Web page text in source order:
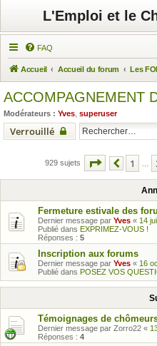
L'Emploi et le
FAQ
Accueil Accueil du forum
ACCOMPAGNEMENT
Modérateurs : Yves superuser
Verrouillé
929 sujets Page sur
1
Fermeture estivale des
Dernier message par Yves « 14
Publié dans EXPRIMEZ-VOUS !
Réponses : 5
Inscription aux forums
Dernier message par Yves « 16
Publié dans POSEZ VOS
Témoignages de
Dernier message par Zorro22 «
Réponses : 4